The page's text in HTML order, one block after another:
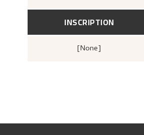
INSCRIPTION
[none]